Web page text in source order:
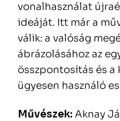
vonalhasználat
ideáját. Itt már a
válik: a valóság
ábrázolásához az
összpontosítás és
ügyesen használó
Művészek:Aknay